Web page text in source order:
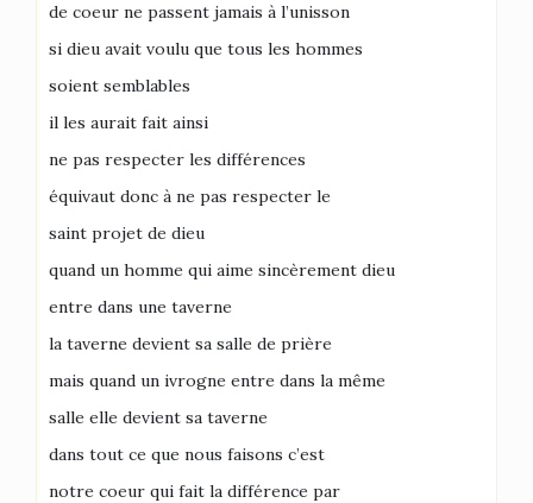
de coeur ne passent jamais à l’unisson
si dieu avait voulu que tous les hommes
soient semblables
il les aurait fait ainsi
ne pas respecter les différences
équivaut donc à ne pas respecter le
saint projet de dieu
quand un homme qui aime sincèrement dieu
entre dans une taverne
la taverne devient sa salle de prière
mais quand un ivrogne entre dans la même
salle elle devient sa taverne
dans tout ce que nous faisons c’est
notre coeur qui fait la différence par